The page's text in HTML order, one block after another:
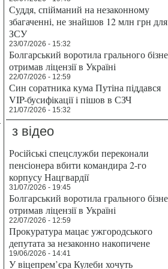
Суддя, спійманий на незаконному
збагаченні, не знайшов 12 млн грн для
ЗСУ
23/07/2026 - 15:32
Болгарський воротила грального
отримав ліцензії в Україні
22/07/2026 - 12:59
Син соратника кума Путіна піддався
VIP-бусифікації і пішов в СЗЧ
21/07/2026 - 15:32
з відео
Російські спецслужби переконали
пенсіонера вбити командира 2-го
корпусу Нацгвардії
31/07/2026 - 19:45
Болгарський воротила грального
отримав ліцензії в Україні
22/07/2026 - 12:59
Прокуратура мацає ужгородського
депутата за незаконно накопичене
19/06/2026 - 14:41
У віцепрем’єра Кулеби хочуть